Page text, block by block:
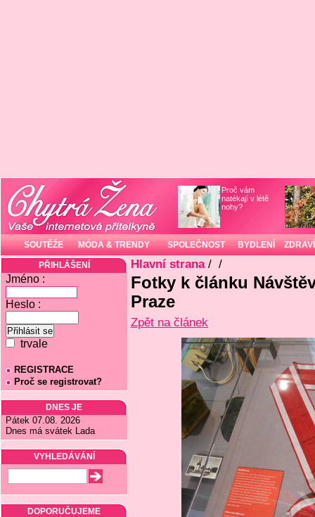
Proč vám
natékají v létě
nohy?
SOUTĚŽE MÓDA & TRENDY SPOLEČNOST BYDLENÍ ZDRAVÍ
PŘIHLÁŠENÍ
Jméno :
Heslo :
trvale
REGISTRACE
Proč se registrovat?
DNES JE
Pátek 07.08. 2026
Dnes má svátek Lada
VYHLEDÁVÁNÍ
DOPORUČUJEME
Hlavní strana/ /
Fotky k článku
Praze
Zpět na článek